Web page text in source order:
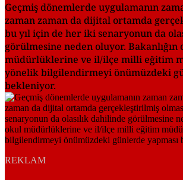
Geçmiş dönemlerde uygulamanın
zaman zaman da dijital ortamda
bu yıl için de her iki senaryonun da
görülmesine neden oluyor. Bakanlığın
müdürlüklerine ve il/ilçe milli eğitim
yönelik bilgilendirmeyi önümüzdeki
bekleniyor.
REKLAM